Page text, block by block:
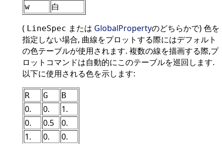
w
白
( LineSpec または GlobalPropertyのどちらかで) 色を
指定しない場合, 曲線をプロットする際にはデフォルト
の色テーブルが使用されます. 複数の線を描画する際,プ
ロットコマンドは自動的にこのテーブルを巡回します.
以下に使用される色を示します:
R G B
0. 0.
1.
0.
0.5
0.
1.
0.
0.